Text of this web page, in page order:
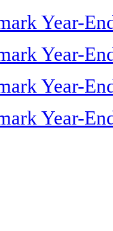
Year-
Year-
Year-
Year-